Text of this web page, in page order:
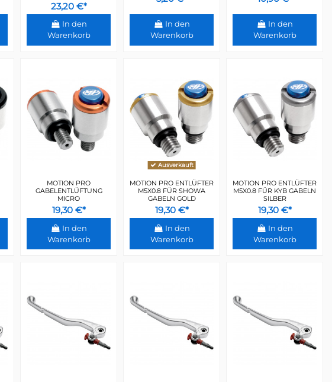
23,20 €*
In den
Warenkorb
In den
Warenkorb
In den
Warenkorb
MOTION PRO
GABELENTLÜFTUNG
MICRO
19,30 €*
In den
Warenkorb
Ausverkauft
MOTION PRO ENTLÜFTER
M5X0.8 FÜR SHOWA
GABELN GOLD
19,30 €*
In den
Warenkorb
MOTION PRO ENTLÜFTER
M5X0.8 FÜR KYB GABELN
SILBER
19,30 €*
In den
Warenkorb